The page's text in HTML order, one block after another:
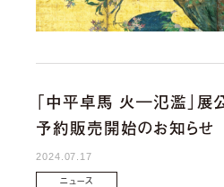
「中平卓⾺ ⽕―氾濫」展
予約販売開始のお知らせ
2024.07.17
ニュース